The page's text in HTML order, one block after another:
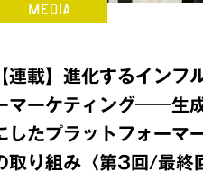
【連載】進化するインフ
マーケティング──生
したプラットフォーマ
取り組み〈第3回/最終